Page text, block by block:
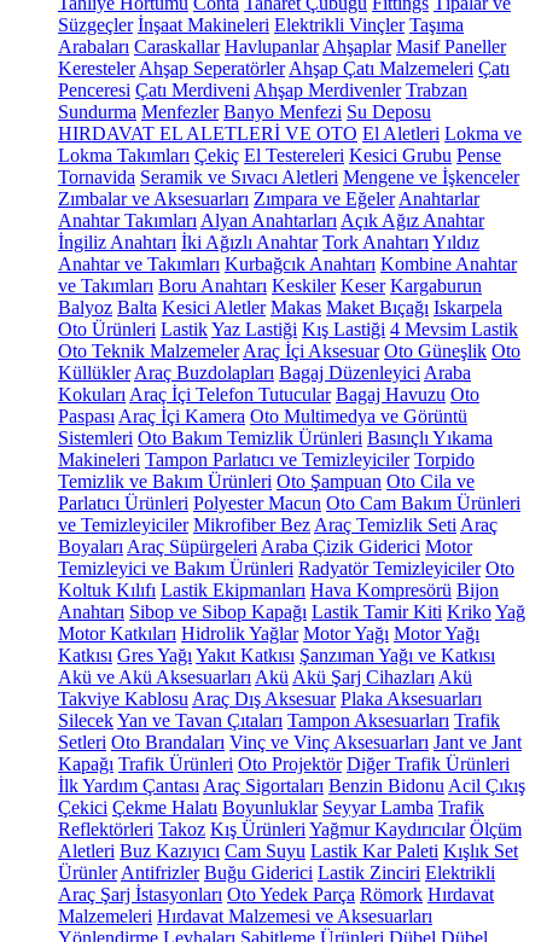
Süzgeçler İnşaat Makineleri Elektrikli Vinçler Taşıma
Arabaları Caraskallar Havlupanlar Ahşaplar Masif Paneller
Keresteler Ahşap Seperatörler Ahşap Çatı Malzemeleri Çatı
Penceresi Çatı Merdiveni Ahşap Merdivenler Trabzan
Sundurma Menfezler Banyo Menfezi Su Deposu
HIRDAVAT EL ALETLERİ VE OTO El Aletleri Lokma ve
Lokma Takımları Çekiç El Testereleri Kesici Grubu Pense
Tornavida Seramik ve Sıvacı Aletleri Mengene ve İşkenceler
Zımbalar ve Aksesuarları Zımpara ve Eğeler Anahtarlar
Anahtar Takımları Alyan Anahtarları Açık Ağız Anahtar
İngiliz Anahtarı İki Ağızlı Anahtar Tork Anahtarı Yıldız
Anahtar ve Takımları Kurbağcık Anahtarı Kombine Anahtar
ve Takımları Boru Anahtarı Keskiler Keser Kargaburun
Balyoz Balta Kesici Aletler Makas Maket Bıçağı Iskarpela
Oto Ürünleri LastikYaz Lastiği Kış Lastiği 4 Mevsim Lastik
Oto Teknik Malzemeler Araç İçi Aksesuar Oto Güneşlik Oto
Küllükler Araç Buzdolapları Bagaj Düzenleyici Araba
Kokuları Araç İçi Telefon Tutucular Bagaj Havuzu Oto
Paspası Araç İçi Kamera Oto Multimedya ve Görüntü
Sistemleri Oto Bakım Temizlik Ürünleri Basınçlı Yıkama
Makineleri Tampon Parlatıcı ve Temizleyiciler Torpido
Temizlik ve Bakım Ürünleri Oto Şampuan Oto Cila ve
Parlatıcı Ürünleri Polyester Macun Oto Cam Bakım Ürünleri
ve Temizleyiciler Mikrofiber Bez Araç Temizlik Seti Araç
Boyaları Araç Süpürgeleri Araba Çizik Giderici Motor
Temizleyici ve Bakım Ürünleri Radyatör Temizleyiciler Oto
Koltuk Kılıfı Lastik Ekipmanları Hava Kompresörü Bijon
Anahtarı Sibop ve Sibop Kapağı Lastik Tamir Kiti KrikoYağ
Motor Katkıları Hidrolik Yağlar Motor Yağı Motor Yağı
Katkısı Gres Yağı Yakıt Katkısı Şanzıman Yağı ve Katkısı
Akü ve Akü Aksesuarları Akü Akü Şarj Cihazları Akü
Takviye Kablosu Araç Dış Aksesuar Plaka Aksesuarları
SilecekYan ve Tavan Çıtaları Tampon Aksesuarları Trafik
Setleri Oto Brandaları Vinç ve Vinç Aksesuarları Jant ve Jant
Kapağı Trafik Ürünleri Oto Projektör Diğer Trafik Ürünleri
İlk Yardım Çantası Araç Sigortaları Benzin Bidonu Acil Çıkış
Çekici Çekme Halatı Boyunluklar Seyyar Lamba Trafik
Reflektörleri Takoz Kış Ürünleri Yağmur Kaydırıcılar Ölçüm
Aletleri Buz Kazıyıcı Cam Suyu Lastik Kar Paleti Kışlık Set
Ürünler Antifrizler Buğu Giderici Lastik Zinciri Elektrikli
Araç Şarj İstasyonları Oto Yedek Parça Römork Hırdavat
Malzemeleri Hırdavat Malzemesi ve Aksesuarları
Yönlendirme Levhaları Sabitleme Ürünleri Dübel Dübel